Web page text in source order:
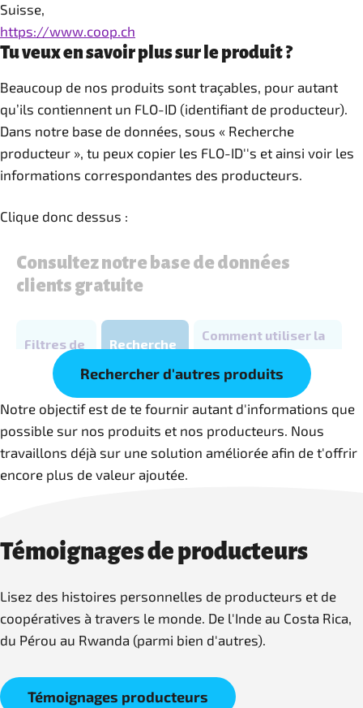
Suisse,
https://www.coop.ch
Tu veux en savoir plus sur le produit ?
Beaucoup de nos produits sont traçables, pour autant
qu’ils contiennent un FLO-ID (identifiant de producteur).
Dans notre base de données, sous « Recherche
producteur », tu peux copier les FLO-ID''s et ainsi voir les
informations correspondantes des producteurs.
Clique donc dessus :
Rechercher d'autres produits
Notre objectif est de te fournir autant d'informations que
possible sur nos produits et nos producteurs. Nous
travaillons déjà sur une solution améliorée afin de t'offrir
encore plus de valeur ajoutée.
Témoignages de producteurs
Lisez des histoires personnelles de producteurs et de
coopératives à travers le monde. De l'Inde au Costa Rica,
du Pérou au Rwanda (parmi bien d'autres).
Témoignages producteurs